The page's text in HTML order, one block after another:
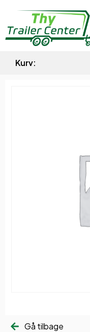
Kurv:
Gå tilbage